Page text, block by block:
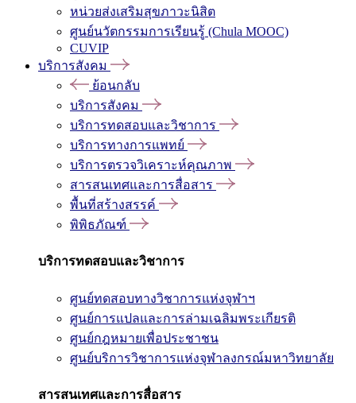
หน่วยส่งเสริมสุขภาวะนิสิต
ศูนย์นวัตกรรมการเรียนรู้ (Chula MOOC)
CUVIP
บริการสังคม
ย้อนกลับ
บริการสังคม
บริการทดสอบและวิชาการ
บริการทางการแพทย์
บริการตรวจวิเคราะห์คุณภาพ
สารสนเทศและการสื่อสาร
พื้นที่สร้างสรรค์
พิพิธภัณฑ์
บริการทดสอบและวิชาการ
ศูนย์ทดสอบทางวิชาการแห่งจุฬาฯ
ศูนย์การแปลและการล่ามเฉลิมพระเกียรติ
ศูนย์กฎหมายเพื่อประชาชน
ศูนย์บริการวิชาการแห่งจุฬาลงกรณ์มหาวิทยาลัย
สารสนเทศและการสื่อสาร